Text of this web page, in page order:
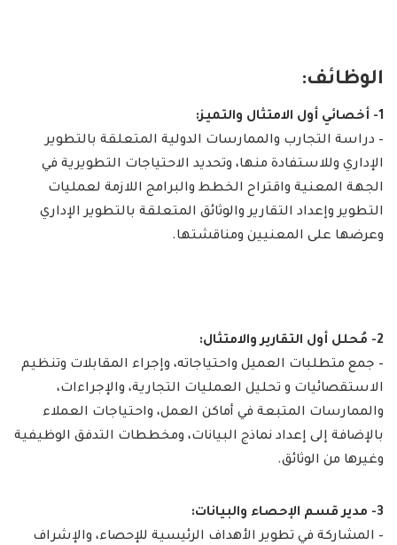
الوظائف:
1- أخصائي أول الامتثال والتميز:
– دراسة التجارب والممارسات الدولية المتعلقة بالتطوير
الإداري وللاستفادة منها، وتحديد الاحتياجات التطويرية في
الجهة المعنية واقتراح الخطط والبرامج اللازمة لعمليات
التطوير وإعداد التقارير والوثائق المتعلقة بالتطوير الإداري
وعرضها على المعنيين ومناقشتها.
2- مُحلل أول التقارير والامتثال:
– جمع متطلبات العميل واحتياجاته، وإجراء المقابلات وتنظيم
الاستقصائيات و تحليل العمليات التجارية، والإجراءات،
والممارسات المتبعة في أماكن العمل، واحتياجات العملاء
بالإضافة إلى إعداد نماذج البيانات، ومخططات التدفق الوظيفية
وغيرها من الوثائق.
3- مدير قسم الإحصاء والبيانات:
– المشاركة في تطوير الأهداف الرئيسية للإحصاء، والإشراف